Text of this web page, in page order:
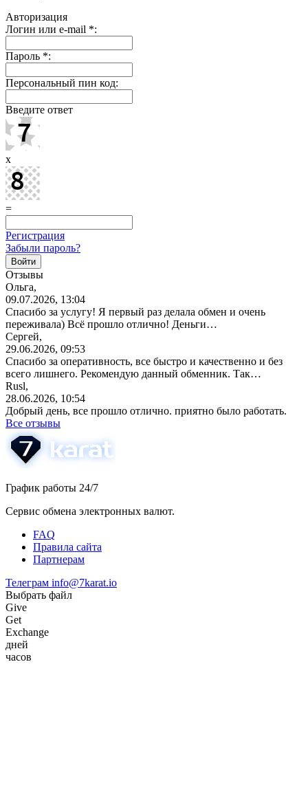
Авторизация
Логин или e-mail *:
Пароль *:
Персональный пин код:
Введите ответ
x
=
Регистрация
Забыли пароль?
Отзывы
Ольга,
09.07.2026, 13:04
Спасибо за услугу! Я первый раз делала обмен и очень
переживала) Всё прошло отлично! Деньги…
Сергей,
29.06.2026, 09:53
Спасибо за оперативность, все быстро и качественно и без
всего лишнего. Рекомендую данный обменник. Так…
Rusl,
28.06.2026, 10:54
Добрый день, все прошло отлично. приятно было работать.
Все отзывы
График работы 24/7
Сервис обмена электронных валют.
FAQ
Правила сайта
Партнерам
Телеграм info@7karat.io
Выбрать файл
Give
Get
Exchange
дней
часов